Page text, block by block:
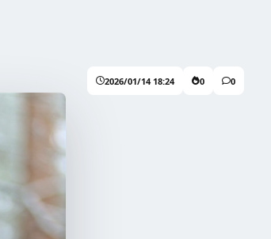
2026/01/14 18:24 0 0